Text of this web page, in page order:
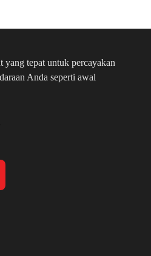
tepat untuk percayakan
Anda seperti awal